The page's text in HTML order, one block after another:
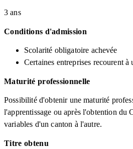
3 ans
Conditions d'admission
Scolarité obligatoire achevée
Certaines entreprises recourent à
Maturité professionnelle
Possibilité d'obtenir une maturité
l'apprentissage ou après l'obtention du
variables d'un canton à l'autre.
Titre obtenu